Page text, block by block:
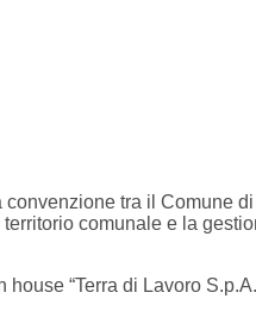
tra il Comune
comunale e la
“Terra di Lavoro